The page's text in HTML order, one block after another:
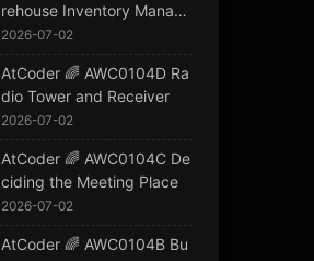
rehouse Inventory Manage
ment
2026-07-02
AtCoder 🌈 AWC0104D Ra
dio Tower and Receiver
2026-07-02
AtCoder 🌈 AWC0104C De
ciding the Meeting Place
2026-07-02
AtCoder 🌈 AWC0104B Bu